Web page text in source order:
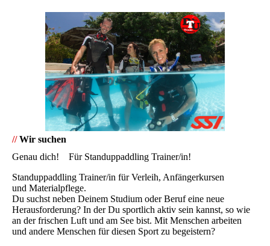
// Wir suchen
Genau dich! Für Standuppaddling Trainer/in!
Standuppaddling Trainer/in für Verleih, Anfängerkursen
und Materialpflege.
Du suchst neben Deinem Studium oder Beruf eine neue
Herausforderung? In der Du sportlich aktiv sein kannst, so wie
an der frischen Luft und am See bist. Mit Menschen arbeiten
und andere Menschen für diesen Sport zu begeistern?